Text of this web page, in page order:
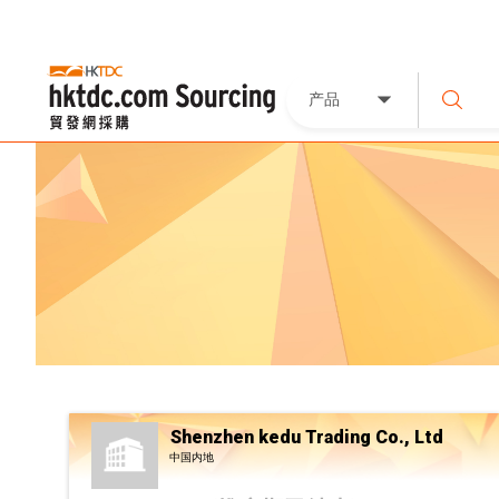
产品
Shenzhen kedu Trading Co., Ltd
中国内地